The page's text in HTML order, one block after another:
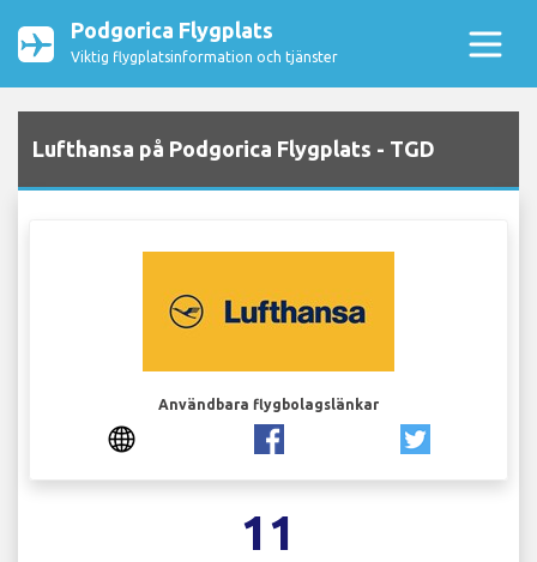
Podgorica Flygplats
Viktig flygplatsinformation och tjänster
Lufthansa på Podgorica Flygplats - TGD
Användbara flygbolagslänkar
11